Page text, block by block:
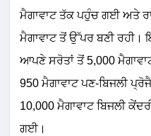
ਮੈਗਾਵਾਟ ਤੱਕ ਪਹੁੰਚ ਗਈ ਅਤੇ
ਮੈਗਾਵਾਟ ਤੋਂ ਉੱਪਰ ਬਣੀ
ਆਪਣੇ ਸਰੋਤਾਂ ਤੋਂ 5,000
950 ਮੈਗਾਵਾਟ ਪਣ-ਬਿਜਲੀ
10,000 ਮੈਗਾਵਾਟ ਬਿਜਲੀ
ਗਈ।